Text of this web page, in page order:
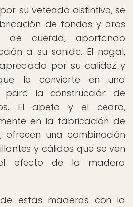
su veteado distintivo, se
de fondos y aros
de cuerda, aportando
a su sonido. El nogal,
por su calidez y
lo convierte en una
para la construcción de
El abeto y el cedro,
en la fabricación de
ofrecen una combinación
y cálidos que se ven
efecto de la madera
estas maderas con la